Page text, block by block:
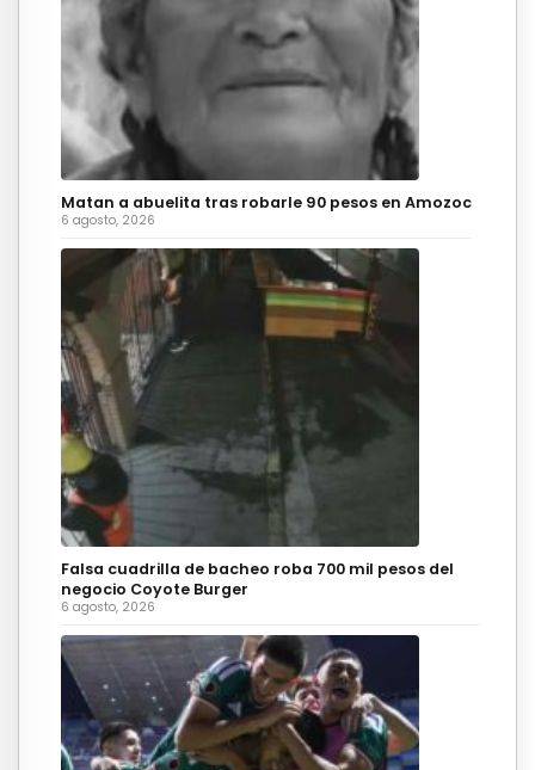
Matan a abuelita tras robarle 90 pesos en Amozoc
6 agosto, 2026
Falsa cuadrilla de bacheo roba 700 mil pesos del
negocio Coyote Burger
6 agosto, 2026